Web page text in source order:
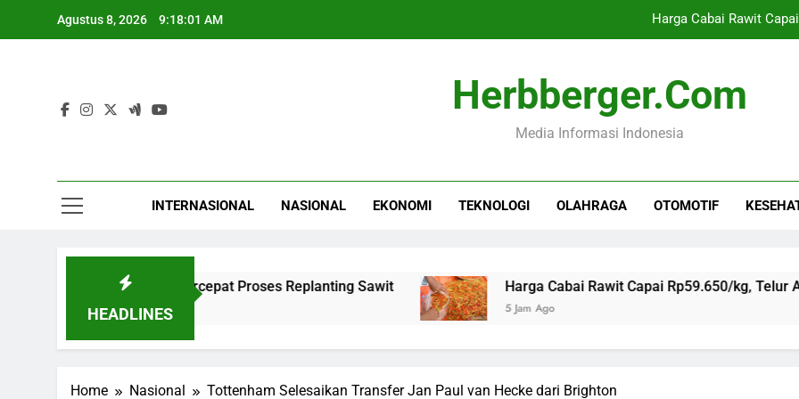
Agustus 8, 2026 9:18:01 AM Harga Cabai Rawit
Rudal Serang Pasukan
Borneo Forum 2026 Minta
TRUMP KEMBALI TERANCAM
Herbberger.com
Media Informasi Indonesia
INTERNASIONAL NASIONAL EKONOMI TEKNOLOGI OLAHRAGA OTOMOTIF
HEADLINES
Pemerintah Percepat Proses Replanting Sawit Harga Cabai Rawit Capai Rp59.650/kg, Telur Ayam
5 Jam Ago
Home Nasional Tottenham Selesaikan Transfer Jan Paul van Hecke dari Brighton